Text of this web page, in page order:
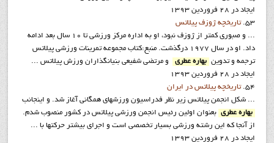
ایجاد در 28 فروردين 1393
53.
تاريخچه ژوزف پيلاتس
... و صبوری کمتر از ژوزف نبود، او به اداره مركز ورزشي تا 10 سال بعد ادامه
داد. او در سال 1977 درگذشت. منبع:کتاب مجموعه تمرينات ورزشي پيلاتس
ترجمه و تدوين
بهاره عطري
و مرتضي شفيعي بنيانگذاران ورزش پيلاتس ...
ایجاد در 28 فروردين 1393
54.
تاريخچه پيلاتس در ايران
... شکل انجمن پيلاتس زير نظر فدراسيون ورزشهاي همگاني آغاز شد. و اينجانب
بهاره عطري بعنوان اولين رئيس انجمن ورزشي پيلاتس در کشور منصوب شدم.
از آنجا که اين رشته ورزشي بسيار تخصصي است و اجراي بيشتر حرکتها با ...
ایجاد در 28 فروردين 1393